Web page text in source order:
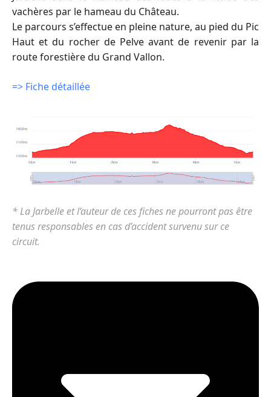
vachères par le hameau du Château.
Le parcours s’effectue en pleine nature, au pied du Pic
Haut et du rocher de Pelve avant de revenir par la
route forestière du Grand Vallon.
=> Fiche détaillée
* La Jarbelle et l’auteur de ces fiches ne pourront pas être
tenus responsables en cas d’accident survenu sur ce
circuit.